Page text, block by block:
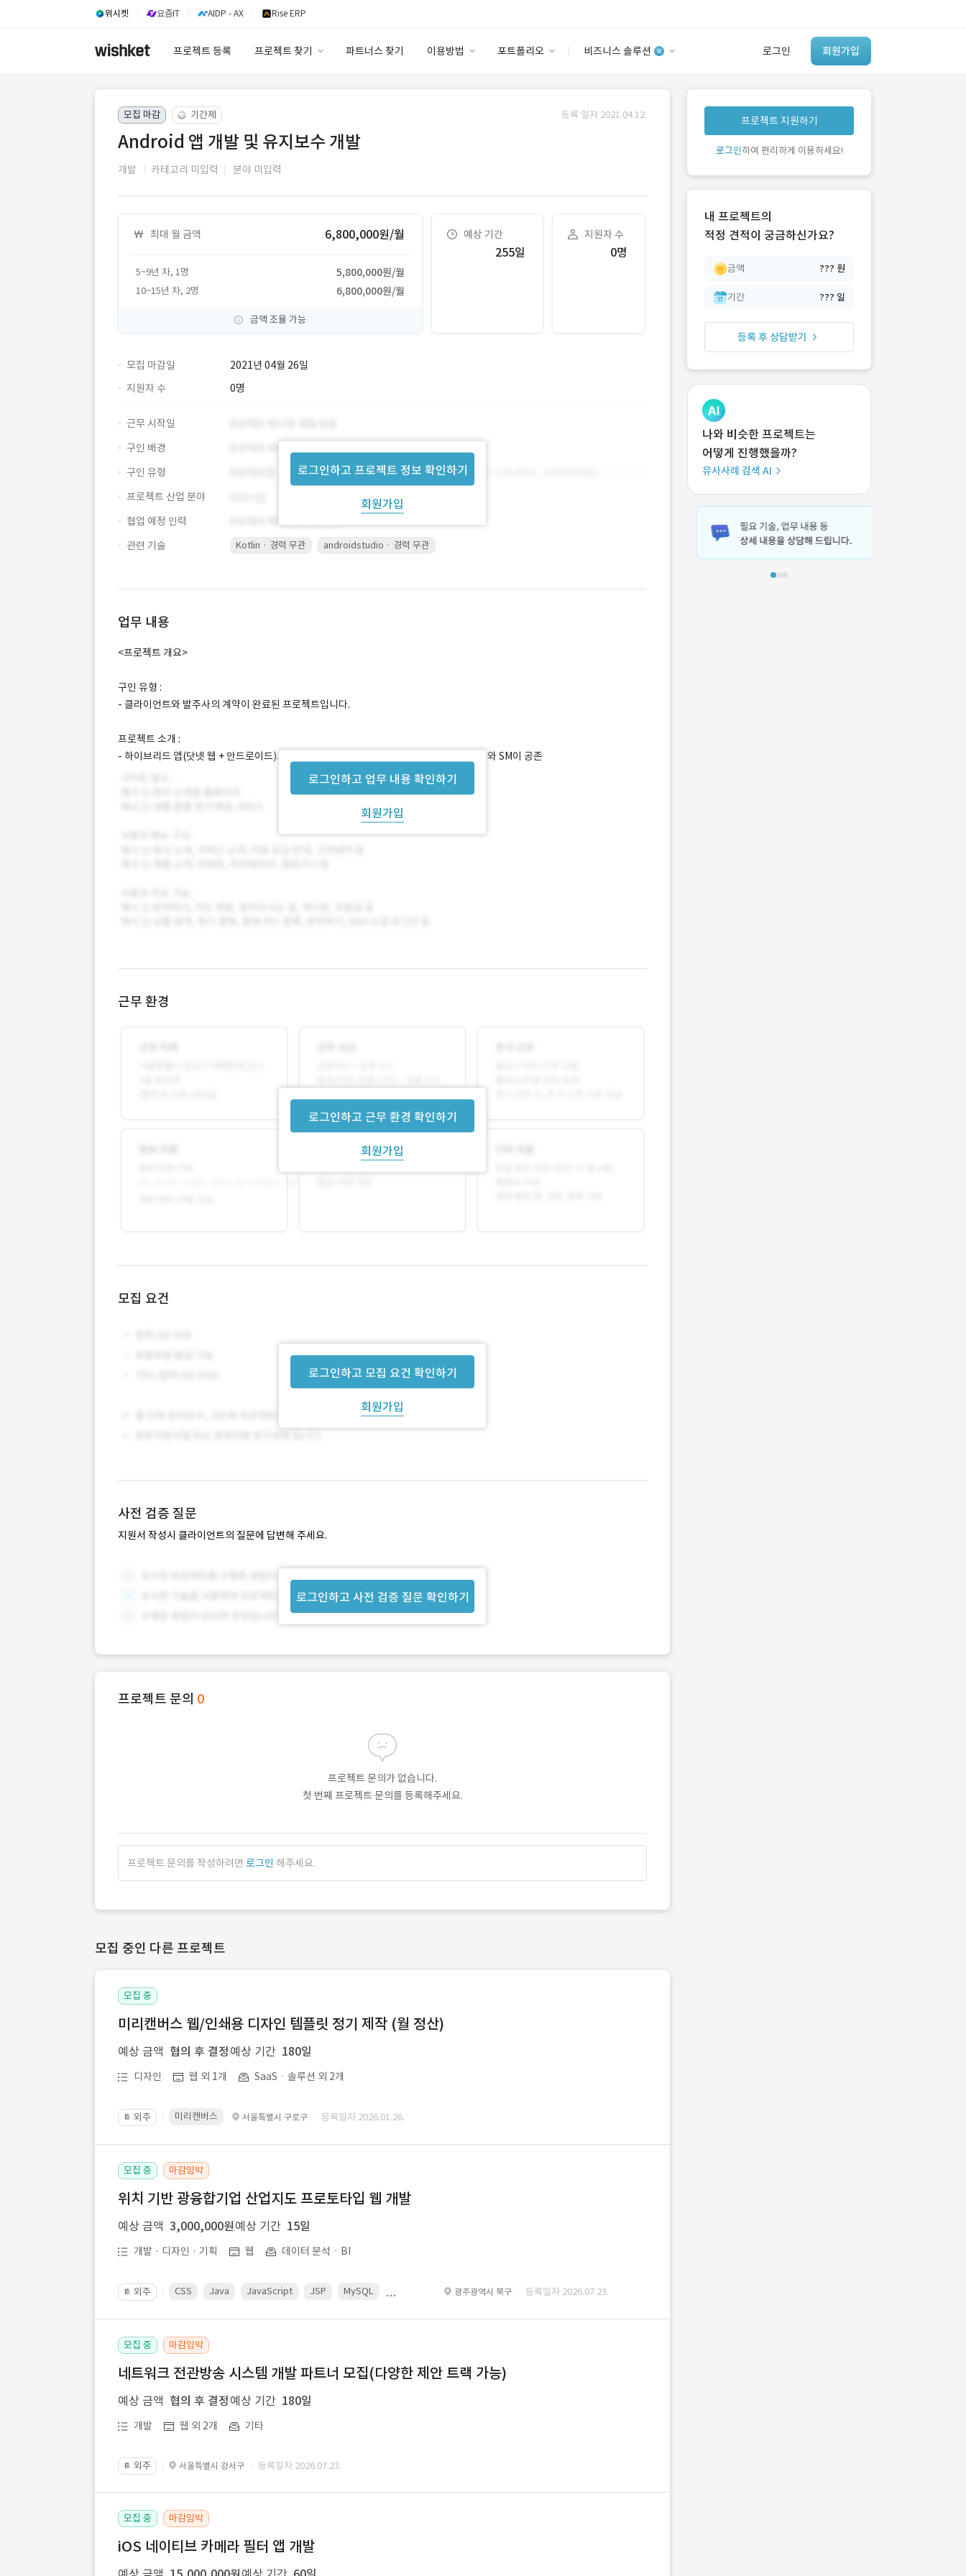
위시켓 요즘IT AIDP - AX Rise ERP
프로젝트 등록 프로젝트 찾기 파트너스 찾기 이용방법 포트폴리오 비즈니스 솔루션 로그인 회원가입
안심 코드 케어
유사사례 검색 AI
‘이런 거’ 만들어본
개발 회사 있어?
모집 마감 기간제 등록 일자 2021.04.12.
Android 앱 개발 및 유지보수 개발
개발 카테고리 미입력 분야 미입력
최대 월 금액 6,800,000원/월
5~9년 차, 1명 5,800,000원/월
10~15년 차, 2명 6,800,000원/월
금액 조율 가능
예상 기간
255일
지원자 수
0명
모집 마감일
2021년 04월 26일
지원자 수
0명
로그인하고 프로젝트 정보 확인하기
회원가입
근무 시작일
구인 배경
구인 유형
프로젝트 산업 분야
협업 예정 인력
관련 기술
Kotlin · 경력 무관 androidstudio · 경력 무관
업무 내용
로그인하고 업무 내용 확인하기
회원가입
<프로젝트 개요>
구인 유형 :
- 클라이언트와 발주사의 계약이 완료된 프로젝트입니다.
프로젝트 소개 :
- 하이브리드 앱(닷넷 웹 + 안드로이드)으로 구현된 태블릿 교육 서비스 유지보수 업무로 SI와 SM이 공존
근무 환경
로그인하고 근무 환경 확인하기
회원가입
모집 요건
로그인하고 모집 요건 확인하기
회원가입
사전 검증 질문
지원서 작성시 클라이언트의 질문에 답변해 주세요.
로그인하고 사전 검증 질문 확인하기
프로젝트 문의 0
프로젝트 문의가 없습니다.
첫 번째 프로젝트 문의를 등록해주세요.
프로젝트 문의를 작성하려면 로그인 해주세요.
모집 중인 다른 프로젝트
모집 중
미리캔버스 웹/인쇄용 디자인 템플릿 정기 제작 (월 정산)
예상 금액 협의 후 결정 예상 기간 180일
디자인 웹 외 1개 SaaSㆍ솔루션 외 2개
📔 외주 미리캔버스 서울특별시 구로구 · 등록일자 2026.01.26.
모집 중 마감임박
위치 기반 광융합기업 산업지도 프로토타입 웹 개발
예상 금액 3,000,000원 예상 기간 15일
개발 · 디자인 · 기획 웹 데이터 분석ㆍBI
📔 외주 CSS Java JavaScript JSP MySQL Spring광주광역시 북구 · 등록일자 2026.07.23.
모집 중 마감임박
네트워크 전관방송 시스템 개발 파트너 모집(다양한 제안 트랙 가능)
예상 금액 협의 후 결정 예상 기간 180일
개발 웹 외 2개 기타
📔 외주 서울특별시 강서구 · 등록일자 2026.07.23.
모집 중 마감임박
iOS 네이티브 카메라 필터 앱 개발
프로젝트 지원하기
로그인하여 편리하게 이용하세요!
내 프로젝트의
적정 견적이 궁금하신가요?
금액 ??? 원
기간 ??? 일
등록 후 상담받기
나와 비슷한 프로젝트는
어떻게 진행했을까?
유사사례 검색 AI